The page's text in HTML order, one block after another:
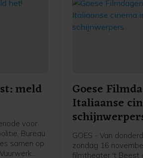
meld
voor
Bureau
samen op
Goese
Italiaanse
GOES - Van
zondag 16
filmtheater 't Beest